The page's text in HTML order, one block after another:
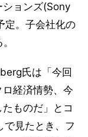
ションズ(Sony
。子会社化の
氏は「今回
経済情勢、今
ものだ」とコ
で見たとき、フ